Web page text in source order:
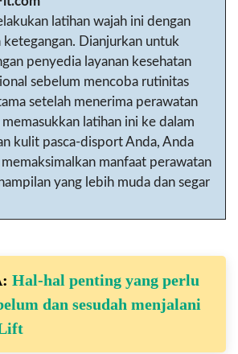
latihan wajah ini dengan
ketegangan. Dianjurkan untuk
penyedia layanan kesehatan
sebelum mencoba rutinitas
setelah menerima perawatan
latihan ini ke dalam
kulit pasca-disport Anda, Anda
manfaat perawatan
yang lebih muda dan segar
Hal-hal penting yang perlu
dan sesudah menjalani